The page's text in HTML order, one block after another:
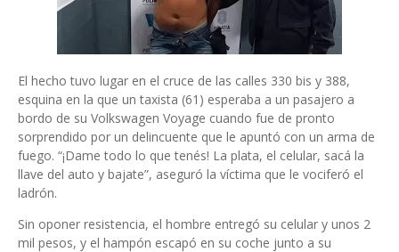
El hecho tuvo lugar en el cruce de las calles 330 bis y 388,
esquina en la que un taxista (61) esperaba a un pasajero a
bordo de su Volkswagen Voyage cuando fue de pronto
sorprendido por un delincuente que le apuntó con un arma de
fuego. “¡Dame todo lo que tenés! La plata, el celular, sacá la
llave del auto y bajate”, aseguró la víctima que le vociferó el
ladrón.
Sin oponer resistencia, el hombre entregó su celular y unos 2
mil pesos, y el hampón escapó en su coche junto a su